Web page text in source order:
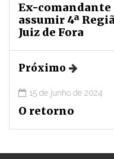
Ex-comandante
assumir 4ª
Juiz de Fora
Próximo
15 de junho de 2024
O retorno